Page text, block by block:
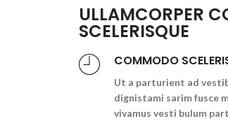
ULLAMCORPER
SCELERISQUE
COMMODO
Ut a parturient ad
dignistami sarim fusce
vivamus vesti bulum